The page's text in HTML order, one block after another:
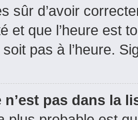
sûr d’avoir
et que l’heure est
pas à l’heure.
n’est pas dans la